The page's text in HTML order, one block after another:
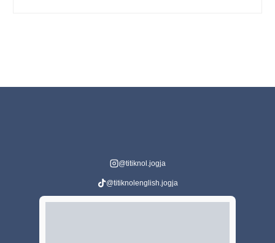
@titiknol.jogja
@titiknolenglish.jogja